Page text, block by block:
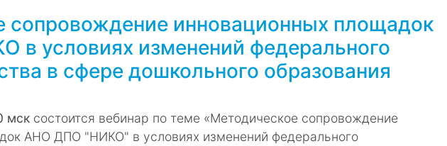
сопровождение инновационных площадок
условиях изменений федерального
в сфере дошкольного образования
мск состоится вебинар по теме «Методическое сопровождение
АНО ДПО "НИКО" в условиях изменений федерального